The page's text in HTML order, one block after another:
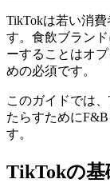
TikTokは若い消
す。食飲ブラン
ーすることはオ
めの必須です。
このガイドでは
たらすために
す。
TikTokの基